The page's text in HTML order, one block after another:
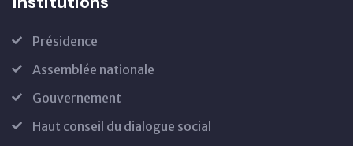
Présidence
Assemblée nationale
Gouvernement
Haut conseil du dialogue social